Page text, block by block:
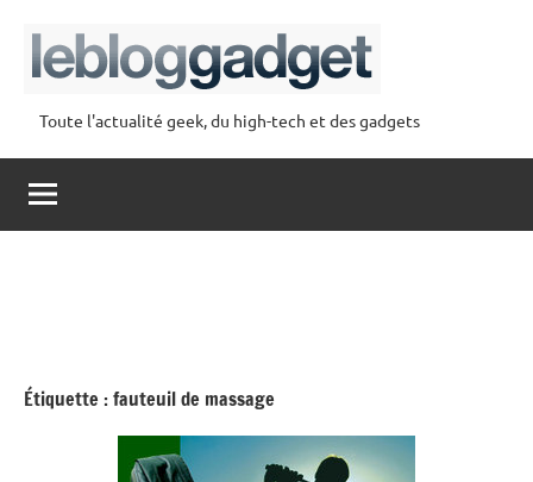
contenu
lebloggadget
Toute l'actualité geek, du high-tech et des gadgets
Étiquette :fauteuil de massage